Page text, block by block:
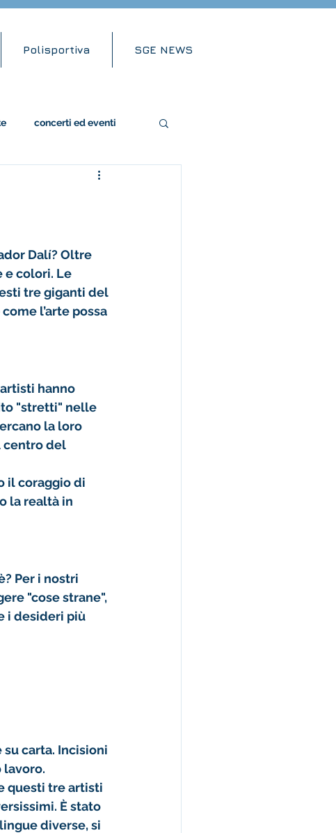
Polisportiva SGE NEWS
concerti ed eventi
Dalí? Oltre
e colori. Le
tre giganti del
l’arte possa
hanno
"stretti" nelle
la loro
centro del
il coraggio di
la realtà in
Per i nostri
"cose strane",
i desideri più
su carta. Incisioni
lavoro.
questi tre artisti
È stato
diverse, si